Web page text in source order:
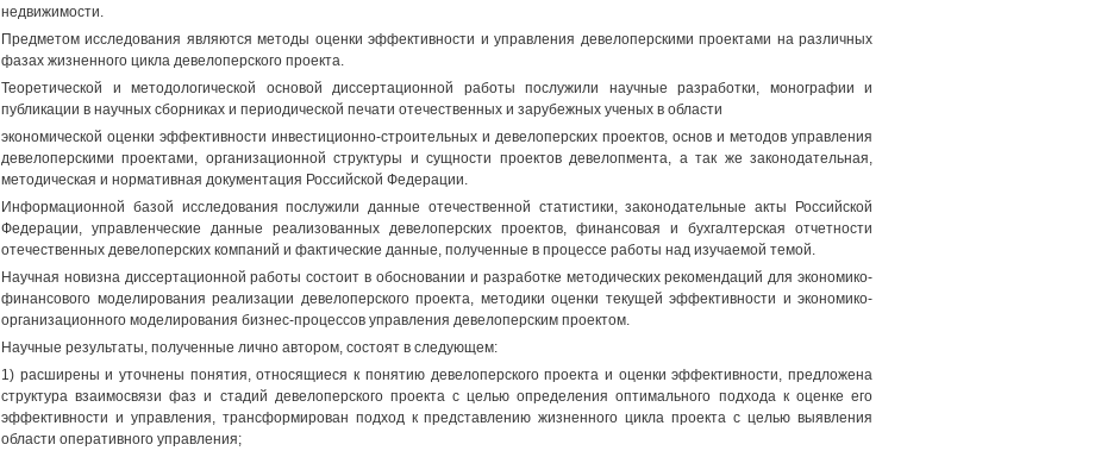
недвижимости.
Предметом исследования являются методы оценки эффективности и управления девелоперскими проектами на различных
фазах жизненного цикла девелоперского проекта.
Теоретической и методологической основой диссертационной работы послужили научные разработки, монографии и
публикации в научных сборниках и периодической печати отечественных и зарубежных ученых в области
экономической оценки эффективности инвестиционно-строительных и девелоперских проектов, основ и методов управления
девелоперскими проектами, организационной структуры и сущности проектов девелопмента, а так же законодательная,
методическая и нормативная документация Российской Федерации.
Информационной базой исследования послужили данные отечественной статистики, законодательные акты Российской
Федерации, управленческие данные реализованных девелоперских проектов, финансовая и бухгалтерская отчетности
отечественных девелоперских компаний и фактические данные, полученные в процессе работы над изучаемой темой.
Научная новизна диссертационной работы состоит в обосновании и разработке методических рекомендаций для экономико-
финансового моделирования реализации девелоперского проекта, методики оценки текущей эффективности и экономико-
организационного моделирования бизнес-процессов управления девелоперским проектом.
Научные результаты, полученные лично автором, состоят в следующем:
1) расширены и уточнены понятия, относящиеся к понятию девелоперского проекта и оценки эффективности, предложена
структура взаимосвязи фаз и стадий девелоперского проекта с целью определения оптимального подхода к оценке его
эффективности и управления, трансформирован подход к представлению жизненного цикла проекта с целью выявления
области оперативного управления;